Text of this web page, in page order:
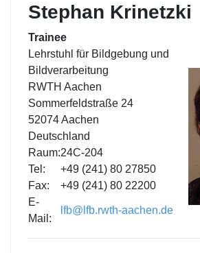
Stephan Krinetzki
Trainee
Lehrstuhl für Bildgebung und
Bildverarbeitung
RWTH Aachen
Sommerfeldstraße 24
52074 Aachen
Deutschland
Raum:24C-204
Tel:
+49 (241) 80 27850
Fax:
+49 (241) 80 22200
E-
Mail:
lfb@lfb.rwth-aachen.de